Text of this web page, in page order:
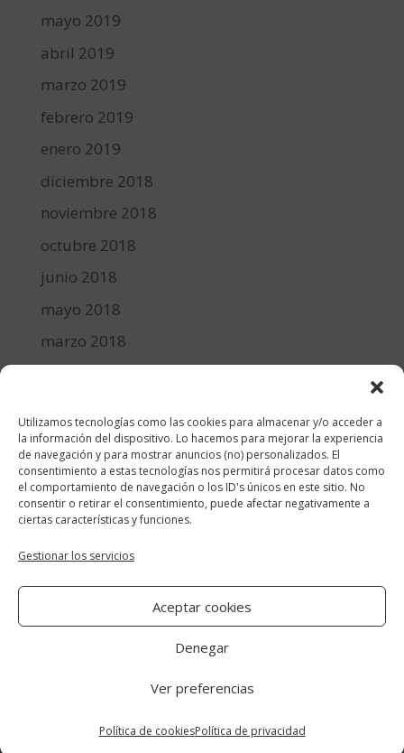
Utilizamos tecnologías como las cookies para almacenar y/o acceder a
la información del dispositivo. Lo hacemos para mejorar la experiencia
de navegación y para mostrar anuncios (no) personalizados. El
consentimiento a estas tecnologías nos permitirá procesar datos como
el comportamiento de navegación o los ID's únicos en este sitio. No
consentir o retirar el consentimiento, puede afectar negativamente a
ciertas características y funciones.
Gestionar los servicios
Aceptar cookies
Denegar
Ver preferencias
Política de cookiesPolítica de privacidad
mayo 2019
abril 2019
marzo 2019
febrero 2019
enero 2019
diciembre 2018
noviembre 2018
octubre 2018
junio 2018
mayo 2018
marzo 2018
diciembre 2017
Categorías
cocina y recetas
general
lifestyle
manualidades-diy
de privacidad